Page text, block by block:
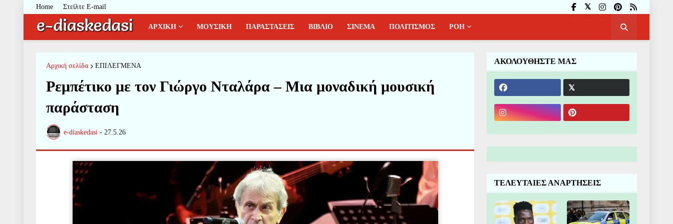
Home Στείλτε E-mail
ΑΡΧΙΚΗ ΜΟΥΣΙΚΗ ΠΑΡΑΣΤΑΣΕΙΣ ΒΙΒΛΙΟ ΣΙΝΕΜΑ ΠΟΛΙΤΙΣΜΟΣ ΡΟΗ
Αρχική σελίδα ΕΠΙΛΕΓΜΕΝΑ
Ρεμπέτικο με τον Γιώργο Νταλάρα – Μια μοναδική μουσική
παράσταση
e-diaskedasi - 27.5.26
ΑΚΟΛΟΥΘΗΣΤΕ ΜΑΣ
ΤΕΛΕΥΤΑΙΕΣ ΑΝΑΡΤΗΣΕΙΣ